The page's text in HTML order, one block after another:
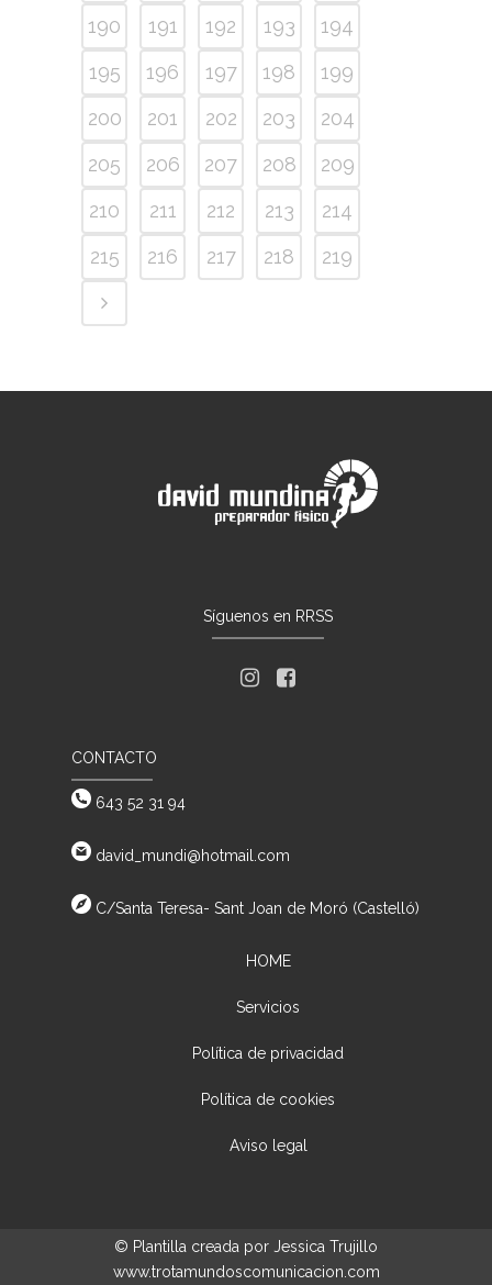
190
191 192 193
194
195
196 197 198
199
200
201 202 203
204
205
206 207 208
209
210
211 212 213
214
215
216 217 218 219
Síguenos en RRSS
CONTACTO
643 52 31 94
david_mundi@hotmail.com
C/Santa Teresa- Sant Joan de Moró (Castelló)
HOME
Servicios
Política de privacidad
Política de cookies
Aviso legal
© Plantilla creada por Jessica Trujillo
www.trotamundoscomunicacion.com